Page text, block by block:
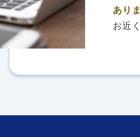
あり
お近